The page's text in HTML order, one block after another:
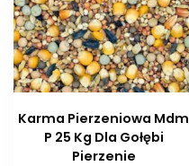
Karma Pierzeniowa Mdm
P 25 Kg Dla Gołębi
Pierzenie